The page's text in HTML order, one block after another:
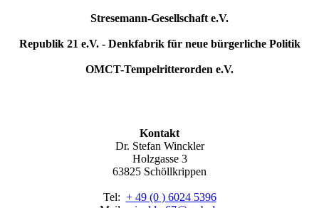
Stresemann-Gesellschaft e.V.
Republik 21 e.V. - Denkfabrik für neue bürgerliche Politik
OMCT-Tempelritterorden e.V.
Kontakt
Dr. Stefan Winckler
Holzgasse 3
63825 Schöllkrippen
Tel: + 49 (0 ) 6024 5396